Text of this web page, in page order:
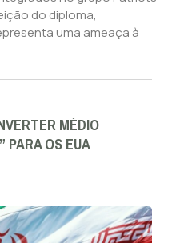
do diploma,
uma ameaça à
MÉDIO
PARA OS EUA